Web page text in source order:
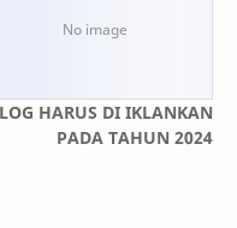
HARUS DI IKLANKAN
PADA TAHUN 2024